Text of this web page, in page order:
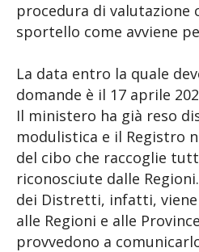
procedura di valutazione
sportello come avviene
La data entro la quale
domande è il 17 aprile
Il ministero ha già reso
modulistica e il Registro
del cibo che raccoglie
riconosciute dalle
dei Distretti, infatti,
alle Regioni e alle
provvedono a